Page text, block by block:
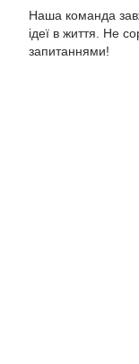
Наша команда
ідеї в життя. Не
запитаннями!